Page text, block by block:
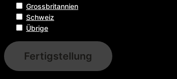
Grossbritannien
Schweiz
Übrige
Fertigstellung